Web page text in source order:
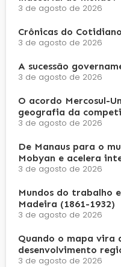
3 de agosto de 2026
Crônicas do
3 de agosto de 2026
A sucessão
3 de agosto de 2026
O acordo Mercosul-
geografia da
3 de agosto de 2026
De Manaus para o
Mobyan e acelera
3 de agosto de 2026
Mundos do trabalho
Madeira (1861-1932)
3 de agosto de 2026
Quando o mapa vira
desenvolvimento
3 de agosto de 2026